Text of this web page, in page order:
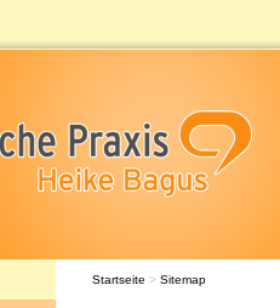
Startseite > Sitemap